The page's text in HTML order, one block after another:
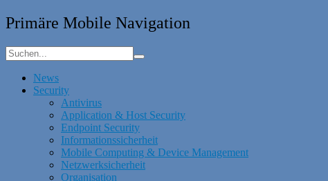
Primäre Mobile Navigation
News
Security
Antivirus
Application & Host Security
Endpoint Security
Informationssicherheit
Mobile Computing & Device Management
Netzwerksicherheit
Organisation